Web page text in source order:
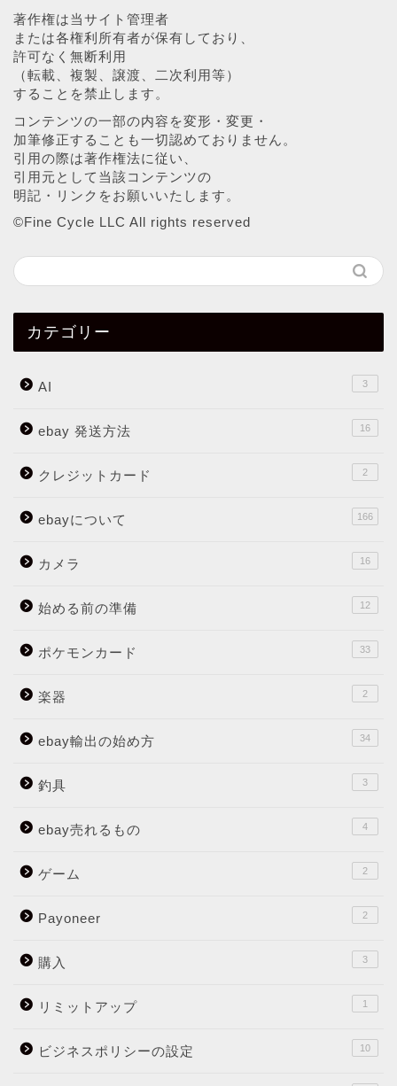
著作権は当サイト管理者
または各権利所有者が保有しており、
許可なく無断利用
（転載、複製、譲渡、二次利用等）
することを禁止します。
コンテンツの一部の内容を変形・変更・
加筆修正することも一切認めておりません。
引用の際は著作権法に従い、
引用元として当該コンテンツの
明記・リンクをお願いいたします。
©︎Fine Cycle LLC All rights reserved
カテゴリー
AI 3
ebay 発送方法 16
クレジットカード 2
ebayについて 166
カメラ 16
始める前の準備 12
ポケモンカード 33
楽器 2
ebay輸出の始め方 34
釣具 3
ebay売れるもの 4
ゲーム 2
Payoneer 2
購入 3
リミットアップ 1
ビジネスポリシーの設定 10